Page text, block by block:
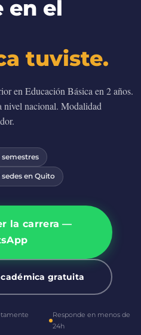
en el
tuviste.
en Educación Básica en 2 años.
nivel nacional. Modalidad
semestres
sedes en Quito
la carrera —
gratuita
Responde en menos de
24h